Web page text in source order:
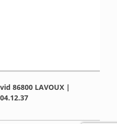
86800 LAVOUX |